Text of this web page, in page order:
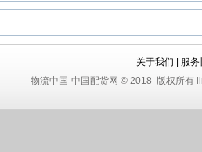
关于我们
服务
物流中国-中国配货网 © 2018 版权所有